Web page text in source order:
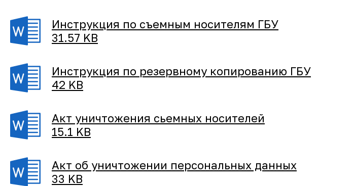
Инструкция по съемным носителям ГБУ
31.57 KB
Инструкция по резервному копированию ГБУ
42 KB
Акт уничтожения сьемных носителей
15.1 KB
Акт об уничтожении персональных данных
33 KB